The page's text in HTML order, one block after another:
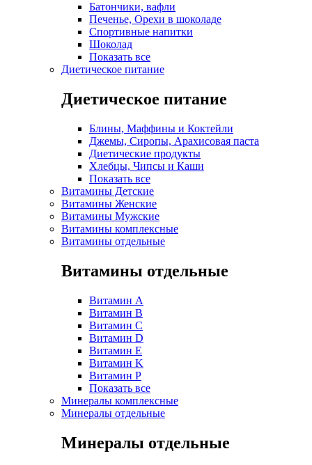
Батончики, вафли
Печенье, Орехи в шоколаде
Спортивные напитки
Шоколад
Показать все
Диетическое питание
Диетическое питание
Блины, Маффины и Коктейли
Джемы, Сиропы, Арахисовая паста
Диетические продукты
Хлебцы, Чипсы и Каши
Показать все
Витамины Детские
Витамины Женские
Витамины Мужские
Витамины комплексные
Витамины отдельные
Витамины отдельные
Витамин A
Витамин B
Витамин C
Витамин D
Витамин E
Витамин K
Витамин P
Показать все
Минералы комплексные
Минералы отдельные
Минералы отдельные